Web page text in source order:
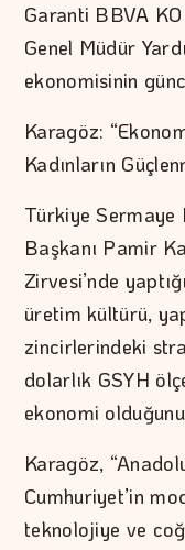
Garanti BBVA
Genel Müdür
ekonomisinin
Karagöz:
Kadınların
Türkiye Sermaye
Başkanı Pamir
Zirvesi’nde
üretim kültürü,
zincirlerindeki
dolarlık GSYH
ekonomi
Karagöz,
Cumhuriyet’in
teknolojiye ve